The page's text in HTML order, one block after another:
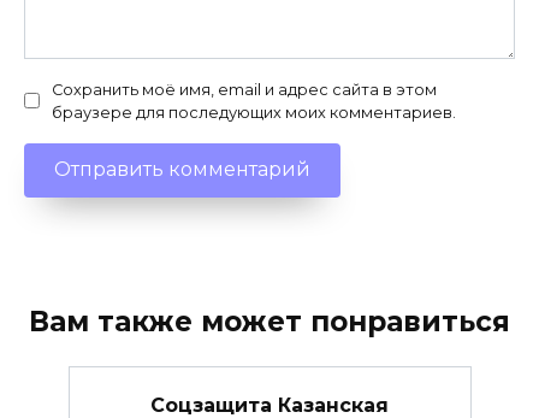
Сохранить моё имя, email и адрес сайта в этом
браузере для последующих моих комментариев.
Вам также может понравиться
Соцзащита Казанская